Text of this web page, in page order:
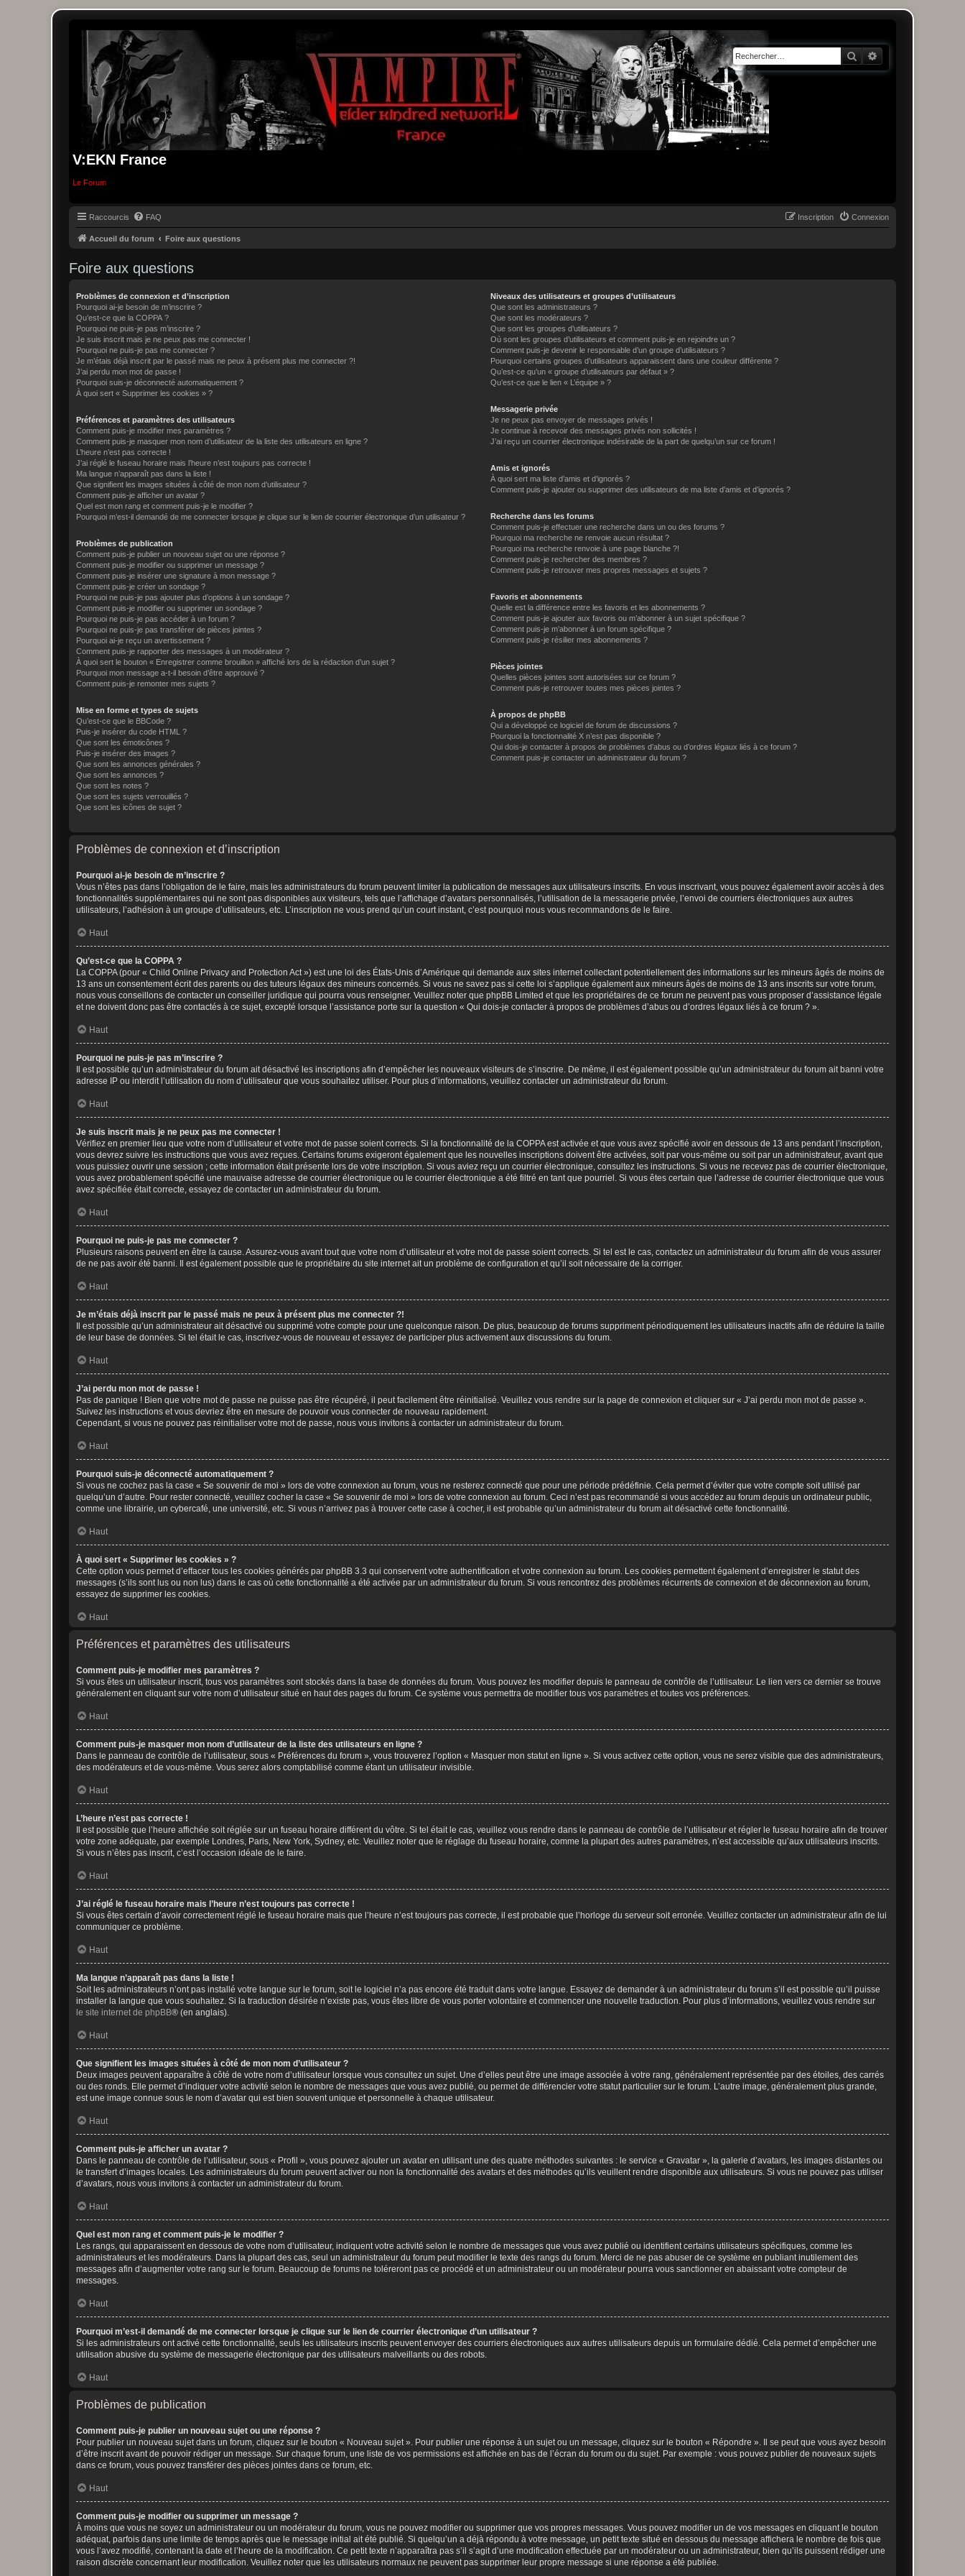
V:EKN France
Le Forum
Rechercher
Raccourcis FAQ Connexion
Inscription
Accueil du forum Foire aux questions
Foire aux questions
Problèmes de connexion et d’inscription
Pourquoi ai-je besoin de m’inscrire ?
Qu’est-ce que la COPPA ?
Pourquoi ne puis-je pas m’inscrire ?
Je suis inscrit mais je ne peux pas me connecter !
Pourquoi ne puis-je pas me connecter ?
Je m’étais déjà inscrit par le passé mais ne peux à présent plus me connecter ?!
J’ai perdu mon mot de passe !
Pourquoi suis-je déconnecté automatiquement ?
À quoi sert « Supprimer les cookies » ?
Préférences et paramètres des utilisateurs
Comment puis-je modifier mes paramètres ?
Comment puis-je masquer mon nom d’utilisateur de la liste des utilisateurs en ligne ?
L’heure n’est pas correcte !
J’ai réglé le fuseau horaire mais l’heure n’est toujours pas correcte !
Ma langue n’apparaît pas dans la liste !
Que signifient les images situées à côté de mon nom d’utilisateur ?
Comment puis-je afficher un avatar ?
Quel est mon rang et comment puis-je le modifier ?
Pourquoi m’est-il demandé de me connecter lorsque je clique sur le lien de courrier électronique d’un utilisateur ?
Problèmes de publication
Comment puis-je publier un nouveau sujet ou une réponse ?
Comment puis-je modifier ou supprimer un message ?
Comment puis-je insérer une signature à mon message ?
Comment puis-je créer un sondage ?
Pourquoi ne puis-je pas ajouter plus d’options à un sondage ?
Comment puis-je modifier ou supprimer un sondage ?
Pourquoi ne puis-je pas accéder à un forum ?
Pourquoi ne puis-je pas transférer de pièces jointes ?
Pourquoi ai-je reçu un avertissement ?
Comment puis-je rapporter des messages à un modérateur ?
À quoi sert le bouton « Enregistrer comme brouillon » affiché lors de la rédaction d’un sujet ?
Pourquoi mon message a-t-il besoin d’être approuvé ?
Comment puis-je remonter mes sujets ?
Mise en forme et types de sujets
Qu’est-ce que le BBCode ?
Puis-je insérer du code HTML ?
Que sont les émoticônes ?
Puis-je insérer des images ?
Que sont les annonces générales ?
Que sont les annonces ?
Que sont les notes ?
Que sont les sujets verrouillés ?
Que sont les icônes de sujet ?
Niveaux des utilisateurs et groupes d’utilisateurs
Que sont les administrateurs ?
Que sont les modérateurs ?
Que sont les groupes d’utilisateurs ?
Où sont les groupes d’utilisateurs et comment puis-je en rejoindre un ?
Comment puis-je devenir le responsable d’un groupe d’utilisateurs ?
Pourquoi certains groupes d’utilisateurs apparaissent dans une couleur différente ?
Qu’est-ce qu’un « groupe d’utilisateurs par défaut » ?
Qu’est-ce que le lien « L’équipe » ?
Messagerie privée
Je ne peux pas envoyer de messages privés !
Je continue à recevoir des messages privés non sollicités !
J’ai reçu un courrier électronique indésirable de la part de quelqu’un sur ce forum !
Amis et ignorés
À quoi sert ma liste d’amis et d’ignorés ?
Comment puis-je ajouter ou supprimer des utilisateurs de ma liste d’amis et d’ignorés ?
Recherche dans les forums
Comment puis-je effectuer une recherche dans un ou des forums ?
Pourquoi ma recherche ne renvoie aucun résultat ?
Pourquoi ma recherche renvoie à une page blanche ?!
Comment puis-je rechercher des membres ?
Comment puis-je retrouver mes propres messages et sujets ?
Favoris et abonnements
Quelle est la différence entre les favoris et les abonnements ?
Comment puis-je ajouter aux favoris ou m’abonner à un sujet spécifique ?
Comment puis-je m’abonner à un forum spécifique ?
Comment puis-je résilier mes abonnements ?
Pièces jointes
Quelles pièces jointes sont autorisées sur ce forum ?
Comment puis-je retrouver toutes mes pièces jointes ?
À propos de phpBB
Qui a développé ce logiciel de forum de discussions ?
Pourquoi la fonctionnalité X n’est pas disponible ?
Qui dois-je contacter à propos de problèmes d’abus ou d’ordres légaux liés à ce forum ?
Comment puis-je contacter un administrateur du forum ?
Problèmes de connexion et d’inscription
Pourquoi ai-je besoin de m’inscrire ?
Vous n’êtes pas dans l’obligation de le faire, mais les administrateurs du forum peuvent limiter la publication de messages aux utilisateurs inscrits. En vous inscrivant, vous pouvez également avoir accès à des
fonctionnalités supplémentaires qui ne sont pas disponibles aux visiteurs, tels que l’affichage d’avatars personnalisés, l’utilisation de la messagerie privée, l’envoi de courriers électroniques aux autres
utilisateurs, l’adhésion à un groupe d’utilisateurs, etc. L’inscription ne vous prend qu’un court instant, c’est pourquoi nous vous recommandons de le faire.
Haut
Qu’est-ce que la COPPA ?
La COPPA (pour « Child Online Privacy and Protection Act ») est une loi des États-Unis d’Amérique qui demande aux sites internet collectant potentiellement des informations sur les mineurs âgés de moins de
13 ans un consentement écrit des parents ou des tuteurs légaux des mineurs concernés. Si vous ne savez pas si cette loi s’applique également aux mineurs âgés de moins de 13 ans inscrits sur votre forum,
nous vous conseillons de contacter un conseiller juridique qui pourra vous renseigner. Veuillez noter que phpBB Limited et que les propriétaires de ce forum ne peuvent pas vous proposer d’assistance légale
et ne doivent donc pas être contactés à ce sujet, excepté lorsque l’assistance porte sur la question « Qui dois-je contacter à propos de problèmes d’abus ou d’ordres légaux liés à ce forum ? ».
Haut
Pourquoi ne puis-je pas m’inscrire ?
Il est possible qu’un administrateur du forum ait désactivé les inscriptions afin d’empêcher les nouveaux visiteurs de s’inscrire. De même, il est également possible qu’un administrateur du forum ait banni votre
adresse IP ou interdit l’utilisation du nom d’utilisateur que vous souhaitez utiliser. Pour plus d’informations, veuillez contacter un administrateur du forum.
Haut
Je suis inscrit mais je ne peux pas me connecter !
Vérifiez en premier lieu que votre nom d’utilisateur et votre mot de passe soient corrects. Si la fonctionnalité de la COPPA est activée et que vous avez spécifié avoir en dessous de 13 ans pendant l’inscription,
vous devrez suivre les instructions que vous avez reçues. Certains forums exigeront également que les nouvelles inscriptions doivent être activées, soit par vous-même ou soit par un administrateur, avant que
vous puissiez ouvrir une session ; cette information était présente lors de votre inscription. Si vous aviez reçu un courrier électronique, consultez les instructions. Si vous ne recevez pas de courrier électronique,
vous avez probablement spécifié une mauvaise adresse de courrier électronique ou le courrier électronique a été filtré en tant que pourriel. Si vous êtes certain que l’adresse de courrier électronique que vous
avez spécifiée était correcte, essayez de contacter un administrateur du forum.
Haut
Pourquoi ne puis-je pas me connecter ?
Plusieurs raisons peuvent en être la cause. Assurez-vous avant tout que votre nom d’utilisateur et votre mot de passe soient corrects. Si tel est le cas, contactez un administrateur du forum afin de vous assurer
de ne pas avoir été banni. Il est également possible que le propriétaire du site internet ait un problème de configuration et qu’il soit nécessaire de la corriger.
Haut
Je m’étais déjà inscrit par le passé mais ne peux à présent plus me connecter ?!
Il est possible qu’un administrateur ait désactivé ou supprimé votre compte pour une quelconque raison. De plus, beaucoup de forums suppriment périodiquement les utilisateurs inactifs afin de réduire la taille
de leur base de données. Si tel était le cas, inscrivez-vous de nouveau et essayez de participer plus activement aux discussions du forum.
Haut
J’ai perdu mon mot de passe !
Pas de panique ! Bien que votre mot de passe ne puisse pas être récupéré, il peut facilement être réinitialisé. Veuillez vous rendre sur la page de connexion et cliquer sur « J’ai perdu mon mot de passe ».
Suivez les instructions et vous devriez être en mesure de pouvoir vous connecter de nouveau rapidement.
Cependant, si vous ne pouvez pas réinitialiser votre mot de passe, nous vous invitons à contacter un administrateur du forum.
Haut
Pourquoi suis-je déconnecté automatiquement ?
Si vous ne cochez pas la case « Se souvenir de moi » lors de votre connexion au forum, vous ne resterez connecté que pour une période prédéfinie. Cela permet d’éviter que votre compte soit utilisé par
quelqu’un d’autre. Pour rester connecté, veuillez cocher la case « Se souvenir de moi » lors de votre connexion au forum. Ceci n’est pas recommandé si vous accédez au forum depuis un ordinateur public,
comme une librairie, un cybercafé, une université, etc. Si vous n’arrivez pas à trouver cette case à cocher, il est probable qu’un administrateur du forum ait désactivé cette fonctionnalité.
Haut
À quoi sert « Supprimer les cookies » ?
Cette option vous permet d’effacer tous les cookies générés par phpBB 3.3 qui conservent votre authentification et votre connexion au forum. Les cookies permettent également d’enregistrer le statut des
messages (s’ils sont lus ou non lus) dans le cas où cette fonctionnalité a été activée par un administrateur du forum. Si vous rencontrez des problèmes récurrents de connexion et de déconnexion au forum,
essayez de supprimer les cookies.
Haut
Préférences et paramètres des utilisateurs
Comment puis-je modifier mes paramètres ?
Si vous êtes un utilisateur inscrit, tous vos paramètres sont stockés dans la base de données du forum. Vous pouvez les modifier depuis le panneau de contrôle de l’utilisateur. Le lien vers ce dernier se trouve
généralement en cliquant sur votre nom d’utilisateur situé en haut des pages du forum. Ce système vous permettra de modifier tous vos paramètres et toutes vos préférences.
Haut
Comment puis-je masquer mon nom d’utilisateur de la liste des utilisateurs en ligne ?
Dans le panneau de contrôle de l’utilisateur, sous « Préférences du forum », vous trouverez l’option « Masquer mon statut en ligne ». Si vous activez cette option, vous ne serez visible que des administrateurs,
des modérateurs et de vous-même. Vous serez alors comptabilisé comme étant un utilisateur invisible.
Haut
L’heure n’est pas correcte !
Il est possible que l’heure affichée soit réglée sur un fuseau horaire différent du vôtre. Si tel était le cas, veuillez vous rendre dans le panneau de contrôle de l’utilisateur et régler le fuseau horaire afin de trouver
votre zone adéquate, par exemple Londres, Paris, New York, Sydney, etc. Veuillez noter que le réglage du fuseau horaire, comme la plupart des autres paramètres, n’est accessible qu’aux utilisateurs inscrits.
Si vous n’êtes pas inscrit, c’est l’occasion idéale de le faire.
Haut
J’ai réglé le fuseau horaire mais l’heure n’est toujours pas correcte !
Si vous êtes certain d’avoir correctement réglé le fuseau horaire mais que l’heure n’est toujours pas correcte, il est probable que l’horloge du serveur soit erronée. Veuillez contacter un administrateur afin de lui
communiquer ce problème.
Haut
Ma langue n’apparaît pas dans la liste !
Soit les administrateurs n’ont pas installé votre langue sur le forum, soit le logiciel n’a pas encore été traduit dans votre langue. Essayez de demander à un administrateur du forum s’il est possible qu’il puisse
installer la langue que vous souhaitez. Si la traduction désirée n’existe pas, vous êtes libre de vous porter volontaire et commencer une nouvelle traduction. Pour plus d’informations, veuillez vous rendre sur
le site internet de phpBB® (en anglais).
Haut
Que signifient les images situées à côté de mon nom d’utilisateur ?
Deux images peuvent apparaître à côté de votre nom d’utilisateur lorsque vous consultez un sujet. Une d’elles peut être une image associée à votre rang, généralement représentée par des étoiles, des carrés
ou des ronds. Elle permet d’indiquer votre activité selon le nombre de messages que vous avez publié, ou permet de différencier votre statut particulier sur le forum. L’autre image, généralement plus grande,
est une image connue sous le nom d’avatar qui est bien souvent unique et personnelle à chaque utilisateur.
Haut
Comment puis-je afficher un avatar ?
Dans le panneau de contrôle de l’utilisateur, sous « Profil », vous pouvez ajouter un avatar en utilisant une des quatre méthodes suivantes : le service « Gravatar », la galerie d’avatars, les images distantes ou
le transfert d’images locales. Les administrateurs du forum peuvent activer ou non la fonctionnalité des avatars et des méthodes qu’ils veuillent rendre disponible aux utilisateurs. Si vous ne pouvez pas utiliser
d’avatars, nous vous invitons à contacter un administrateur du forum.
Haut
Quel est mon rang et comment puis-je le modifier ?
Les rangs, qui apparaissent en dessous de votre nom d’utilisateur, indiquent votre activité selon le nombre de messages que vous avez publié ou identifient certains utilisateurs spécifiques, comme les
administrateurs et les modérateurs. Dans la plupart des cas, seul un administrateur du forum peut modifier le texte des rangs du forum. Merci de ne pas abuser de ce système en publiant inutilement des
messages afin d’augmenter votre rang sur le forum. Beaucoup de forums ne toléreront pas ce procédé et un administrateur ou un modérateur pourra vous sanctionner en abaissant votre compteur de
messages.
Haut
Pourquoi m’est-il demandé de me connecter lorsque je clique sur le lien de courrier électronique d’un utilisateur ?
Si les administrateurs ont activé cette fonctionnalité, seuls les utilisateurs inscrits peuvent envoyer des courriers électroniques aux autres utilisateurs depuis un formulaire dédié. Cela permet d’empêcher une
utilisation abusive du système de messagerie électronique par des utilisateurs malveillants ou des robots.
Haut
Problèmes de publication
Comment puis-je publier un nouveau sujet ou une réponse ?
Pour publier un nouveau sujet dans un forum, cliquez sur le bouton « Nouveau sujet ». Pour publier une réponse à un sujet ou un message, cliquez sur le bouton « Répondre ». Il se peut que vous ayez besoin
d’être inscrit avant de pouvoir rédiger un message. Sur chaque forum, une liste de vos permissions est affichée en bas de l’écran du forum ou du sujet. Par exemple : vous pouvez publier de nouveaux sujets
dans ce forum, vous pouvez transférer des pièces jointes dans ce forum, etc.
Haut
Comment puis-je modifier ou supprimer un message ?
À moins que vous ne soyez un administrateur ou un modérateur du forum, vous ne pouvez modifier ou supprimer que vos propres messages. Vous pouvez modifier un de vos messages en cliquant le bouton
adéquat, parfois dans une limite de temps après que le message initial ait été publié. Si quelqu’un a déjà répondu à votre message, un petit texte situé en dessous du message affichera le nombre de fois que
vous l’avez modifié, contenant la date et l’heure de la modification. Ce petit texte n’apparaîtra pas s’il s’agit d’une modification effectuée par un modérateur ou un administrateur, bien qu’ils puissent rédiger une
raison discrète concernant leur modification. Veuillez noter que les utilisateurs normaux ne peuvent pas supprimer leur propre message si une réponse a été publiée.